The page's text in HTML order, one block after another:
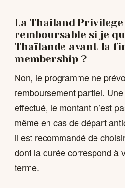
La Thailand
remboursable si je
Thaïlande avant la
membership ?
Non, le programme ne
remboursement partiel.
effectué, le montant n’est
même en cas de départ
il est recommandé de
dont la durée correspond à
terme.